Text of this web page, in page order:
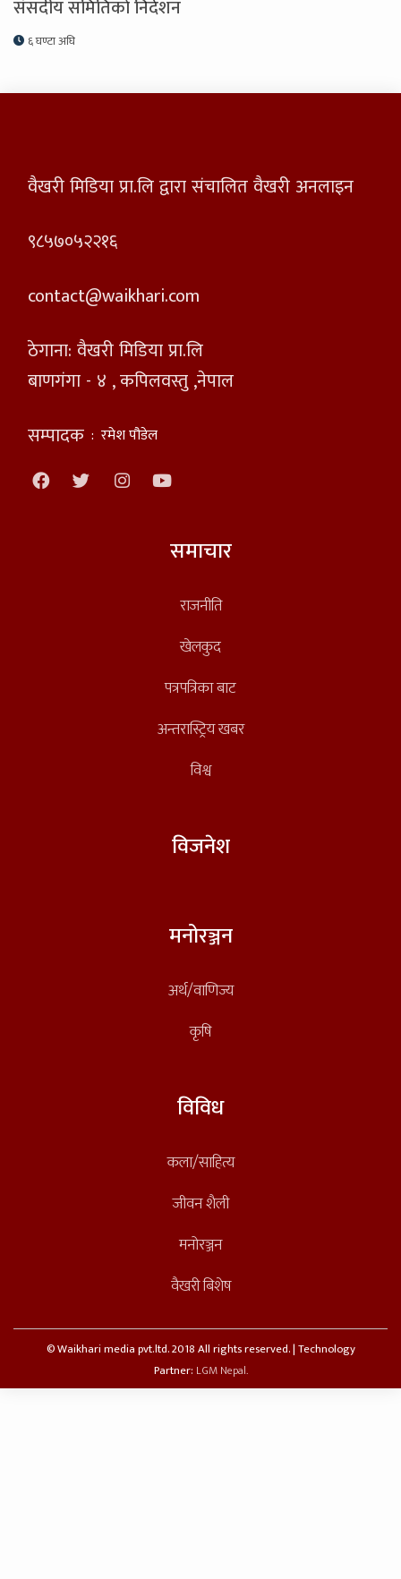
संसदीय समितिकाे निर्देशन
६ घण्टा अघि
वैखरी मिडिया प्रा.लि द्वारा संचालित वैखरी अनलाइन
९८५७०५२२१६
contact@waikhari.com
ठेगाना: वैखरी मिडिया प्रा.लि
बाणगंगा - ४ , कपिलवस्तु ,नेपाल
सम्पादक : रमेश पौडेल
समाचार
राजनीति
खेलकुद
पत्रपत्रिका बाट
अन्तरास्ट्रिय खबर
विश्व
विजनेश
मनोरञ्जन
अर्थ/वाणिज्य
कृषि
विविध
कला/साहित्य
जीवन शैली
मनोरञ्जन
वैखरी बिशेष
© Waikhari media pvt.ltd. 2018 All rights reserved. | Technology
Partner: LGM Nepal.